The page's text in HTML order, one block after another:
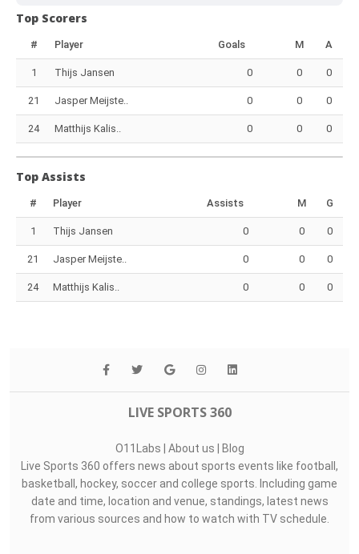
Top Scorers
# Player Goals M A
1 Thijs Jansen 0 0 0
21 Jasper Meijste.. 0 0 0
24 Matthijs Kalis.. 0 0 0
Top Assists
# Player Assists M G
1 Thijs Jansen 0 0 0
21 Jasper Meijste.. 0 0 0
24 Matthijs Kalis.. 0 0 0
LIVE SPORTS 360
O11Labs About us
Blog
Live Sports 360 offers news about sports events like football,
basketball, hockey, soccer and college sports. Including game
date and time, location and venue, standings, latest news
from various sources and how to watch with TV schedule.